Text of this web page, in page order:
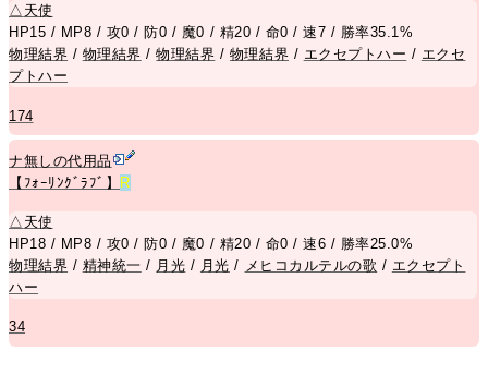
△ 天使
HP15 / MP8 / 攻0 / 防0 / 魔0 / 精20 / 命0 / 速7 / 勝率35.1%
物理結界 / 物理結界 /物理結界 / 物理結界 / エクセプトハー / エクセ
プトハー
174
ナ無しの代用品
【ﾌｫｰﾘﾝｸﾞﾗﾌﾞ】
R
△ 天使
HP18 / MP8 / 攻0 / 防0 / 魔0 / 精20 / 命0 / 速6 / 勝率25.0%
物理結界 / 精神統一 / 月光 / 月光 / メヒコカルテルの歌 / エクセプト
ハー
34